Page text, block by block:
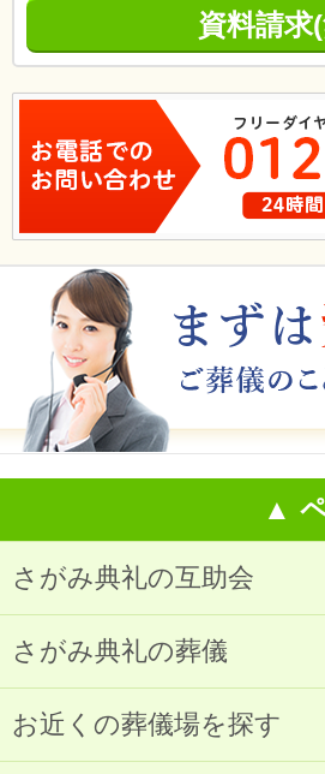
資料請求
▲
さがみ典礼の互助会
さがみ典礼の葬儀
お近くの葬儀場を探す